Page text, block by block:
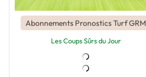
Abonnements Pronostics Turf GRM
Les Coups Sûrs du Jour